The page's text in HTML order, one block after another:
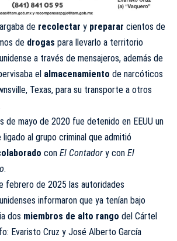
de recolectar y preparar cientos de
de drogas para llevarlo a territorio
a través de mensajeros, además de
el almacenamiento de narcóticos
Texas, para su transporte a otros
de mayo de 2020 fue detenido en EEUU un
ligado al grupo criminal que admitió
con El Contador y con El
.
febrero de 2025 las autoridades
informaron que ya tenían bajo
dos miembros de alto rango del Cártel
Evaristo Cruz y José Alberto García